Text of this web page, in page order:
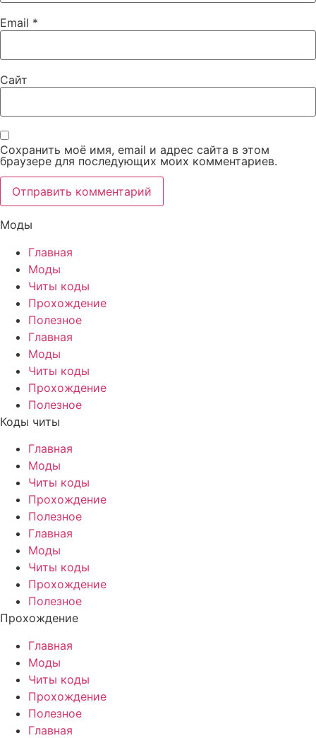
Email *
Сайт
Сохранить моё имя, email и адрес сайта в этом
браузере для последующих моих комментариев.
Моды
Главная
Моды
Читы коды
Прохождение
Полезное
Главная
Моды
Читы коды
Прохождение
Полезное
Коды читы
Главная
Моды
Читы коды
Прохождение
Полезное
Главная
Моды
Читы коды
Прохождение
Полезное
Прохождение
Главная
Моды
Читы коды
Прохождение
Полезное
Главная